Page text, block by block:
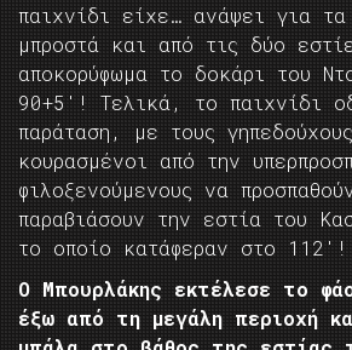
παιχνίδι είχε… ανάψει για
μπροστά και από τις δύο
αποκορύφωμα το δοκάρι του
90+5′! Τελικά, το παιχνίδι
παράταση, με τους
κουρασμένοι από την
φιλοξενούμενους να
παραβιάσουν την εστία του
το οποίο κατάφεραν στο 112′!
Ο Μπουρλάκης εκτέλεσε το
έξω από τη μεγάλη περιοχή